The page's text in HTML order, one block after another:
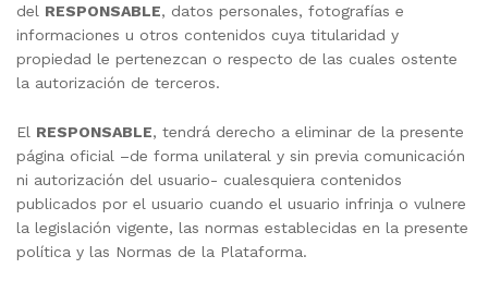
del RESPONSABLE, datos personales, fotografías e
informaciones u otros contenidos cuya titularidad y
propiedad le pertenezcan o respecto de las cuales ostente
la autorización de terceros.
El RESPONSABLE, tendrá derecho a eliminar de la presente
página oficial –de forma unilateral y sin previa comunicación
ni autorización del usuario- cualesquiera contenidos
publicados por el usuario cuando el usuario infrinja o vulnere
la legislación vigente, las normas establecidas en la presente
política y las Normas de la Plataforma.